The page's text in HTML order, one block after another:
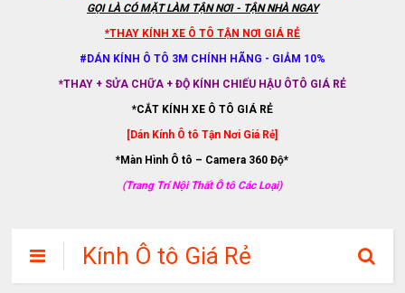
GỌI LÀ CÓ MẶT LÀM TẬN NƠI - TẬN NHÀ NGAY
*THAY KÍNH XE Ô TÔ TẬN NƠI GIÁ RẺ
#DÁN KÍNH Ô TÔ 3M CHÍNH HÃNG - GIẢM 10%
*THAY + SỬA CHỮA + ĐỘ KÍNH CHIẾU HẬU ÔTÔ GIÁ RẺ
*CẮT KÍNH XE Ô TÔ GIÁ RẺ
[Dán Kính Ô tô Tận Nơi Giá Rẻ]
*Màn Hình Ô tô – Camera 360 Độ*
(Trang Trí Nội Thất Ô tô Các Loại)
Kính Ô tô Giá Rẻ